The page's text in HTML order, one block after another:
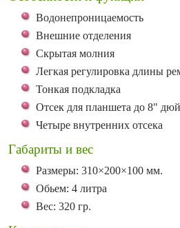
Водонепроницаемость
Внешние отделения
Скрытая молния
Легкая регулировка длины
Тонкая подкладка
Отсек для планшета до 8"
Четыре внутренних отсека
Габариты и вес
Размеры: 310×200×100 мм.
Обьем: 4 литра
Вес: 320 гр.